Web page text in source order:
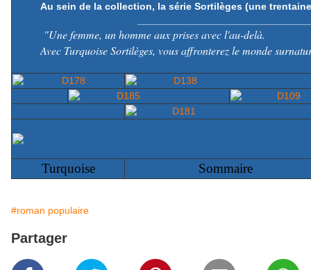
Au sein de la collection, la série Sortilèges (une
"Une femme, un homme aux prises avec l'au-delà.
Avec Turquoise Sortilèges, vous affronterez le monde
Turquoise Sommaire
#roman populaire
Partager